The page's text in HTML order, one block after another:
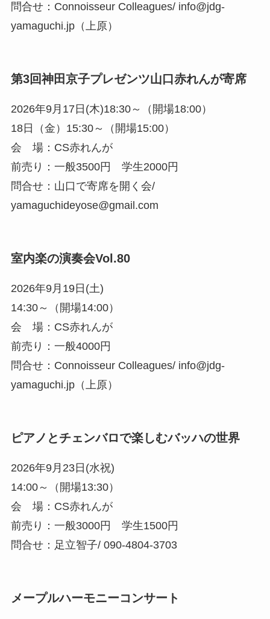
問合せ：Connoisseur Colleagues/ info@jdg-
yamaguchi.jp（上原）
第3回神田京子プレゼンツ山口赤れんが寄席
2026年9月17日(木)18:30～（開場18:00）
18日（金）15:30～（開場15:00）
会 場：CS赤れんが
前売り：一般3500円 学生2000円
問合せ：山口で寄席を開く会/
yamaguchideyose@gmail.com
室内楽の演奏会Vol.80
2026年9月19日(土)
14:30～（開場14:00）
会 場：CS赤れんが
前売り：一般4000円
問合せ：Connoisseur Colleagues/ info@jdg-
yamaguchi.jp（上原）
ピアノとチェンバロで楽しむバッハの世界
2026年9月23日(水祝)
14:00～（開場13:30）
会 場：CS赤れんが
前売り：一般3000円 学生1500円
問合せ：足立智子/ 090-4804-3703
メープルハーモニーコンサート